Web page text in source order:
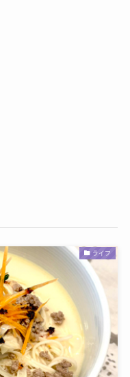
ライフ